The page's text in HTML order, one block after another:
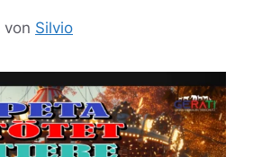
von Silvio